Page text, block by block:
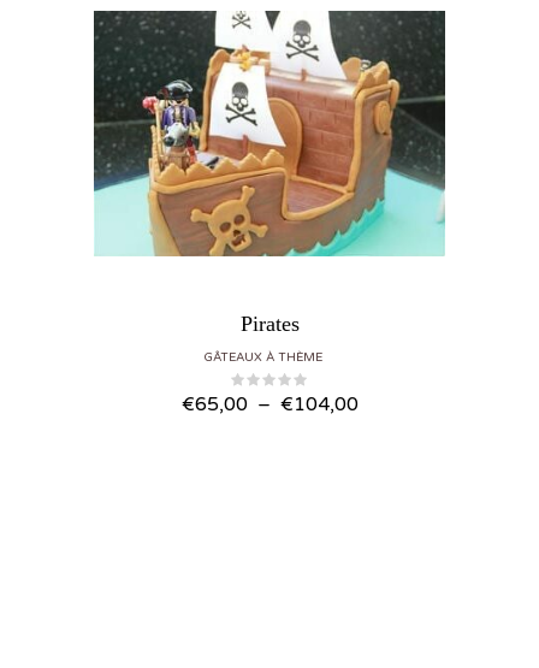
Pirates
GÂTEAUX À THÈME
€65,00 – €104,00Plage